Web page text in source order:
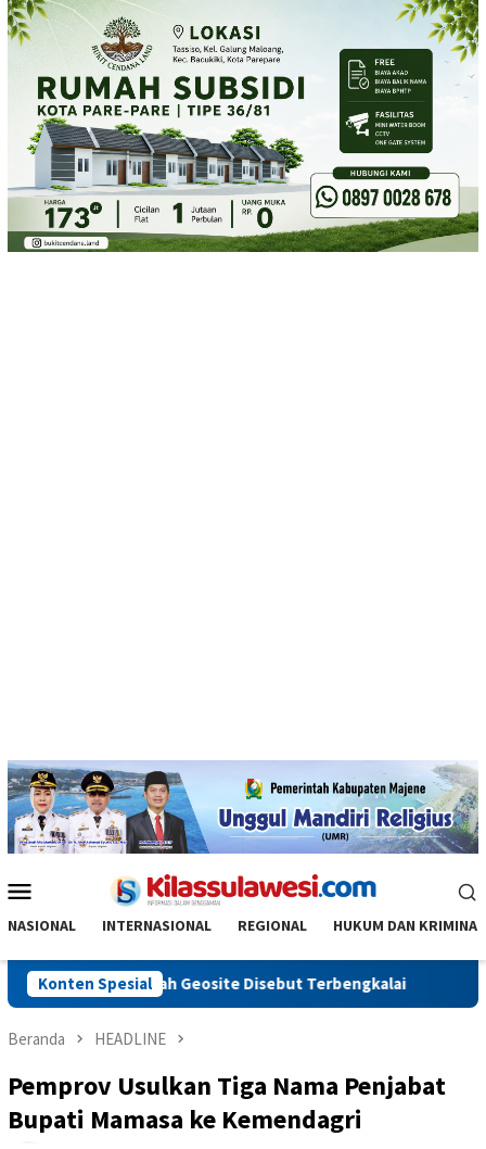
Loncat
ke
Mobile
NASIONAL INTERNASIONAL REGIONAL HUKUM DAN KRIMINAL
Konten Spesial
Sejumlah Geosite Disebut Terbengkalai Pertamina
Beranda HEADLINE
Pemprov Usulkan Tiga Nama Penjabat
Bupati Mamasa ke Kemendagri